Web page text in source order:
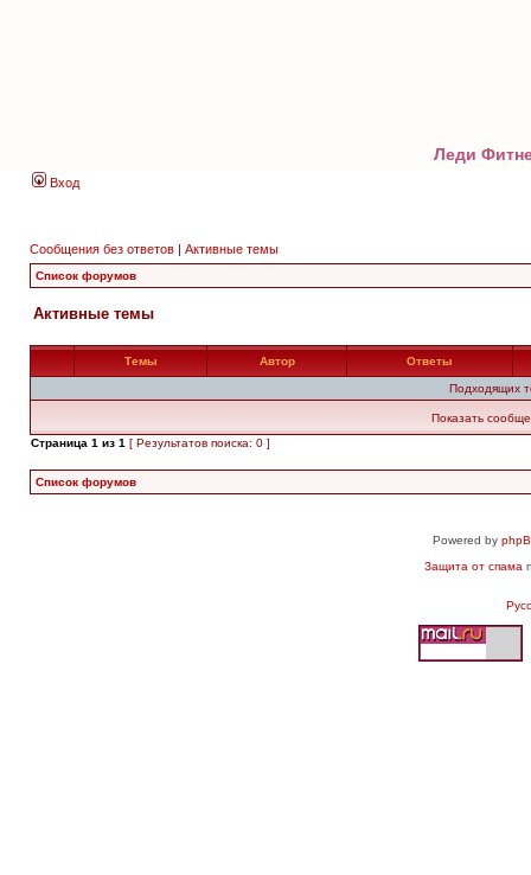
Леди
Вход
Сообщения без ответов | Активные темы
Список форумов
Активные темы
Темы Автор Ответы
Подходящих
Показать
Страница 1 из 1 [ Результатов поиска: 0 ]
Список форумов
Powered by
Защита от спама